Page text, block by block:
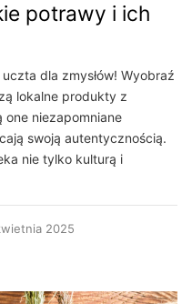
potrawy i ich
dla zmysłów! Wyobraź
lokalne produkty z
niezapomniane
swoją autentycznością.
nie tylko kulturą i
2025